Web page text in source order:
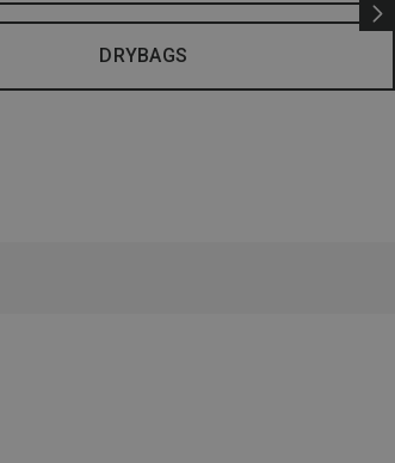
DRYBAGS